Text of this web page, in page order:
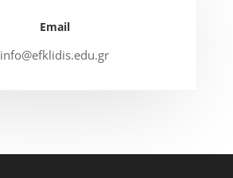
Email
info@efklidis.edu.gr